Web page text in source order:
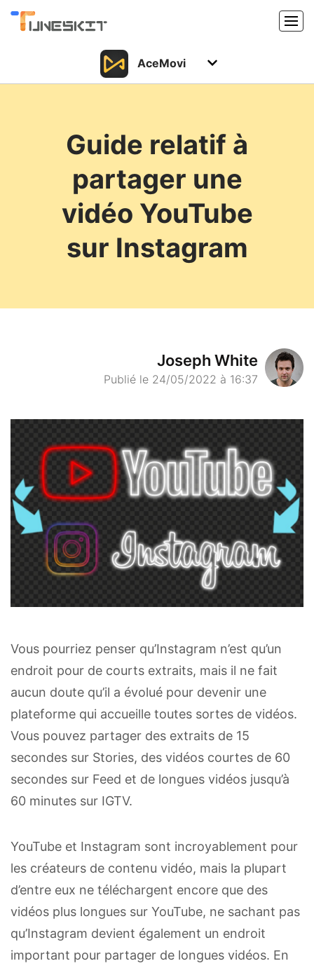
Produits
Support
Centre de téléchargement
AceMovi
Support
Ressources
Guide relatif à
partager une
vidéo YouTube
sur Instagram
Joseph White
Publié le 24/05/2022 à 16:37
Vous pourriez penser qu’Instagram n’est qu’un
endroit pour de courts extraits, mais il ne fait
aucun doute qu’il a évolué pour devenir une
plateforme qui accueille toutes sortes de vidéos.
Vous pouvez partager des extraits de 15
secondes sur Stories, des vidéos courtes de 60
secondes sur Feed et de longues vidéos jusqu’à
60 minutes sur IGTV.
YouTube et Instagram sont incroyablement pour
les créateurs de contenu vidéo, mais la plupart
d’entre eux ne téléchargent encore que des
vidéos plus longues sur YouTube, ne sachant pas
qu’Instagram devient également un endroit
important pour partager de longues vidéos. En